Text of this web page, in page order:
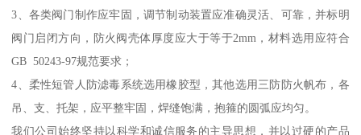
3、各类阀门制作应牢固，调节制动装置应准确灵活、可靠，并标明
阀门启闭方向，防火阀壳体厚度应大于等于2mm，材料选用应符合
GB 50243-97规范要求；
4、柔性短管人防滤毒系统选用橡胶型，其他选用三防防火帆布，各
吊、支、托架，应平整牢固，焊缝饱满，抱箍的圆弧应均匀。
我们公司始终坚持以科学和诚信服务的主导思想，并以过硬的产品